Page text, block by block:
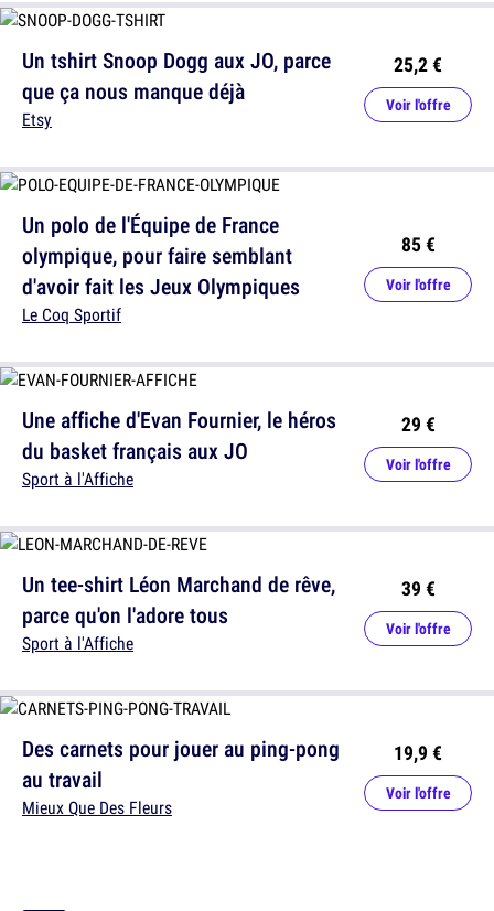
Un tshirt Snoop Dogg aux JO, parce
que ça nous manque déjà
Etsy
25,2 €
Voir l'offre
Une affiche d'Evan Fournier, le héros
du basket français aux JO
Sport à l'Affiche
29 €
Voir l'offre
Des carnets pour jouer au ping-pong
au travail
Mieux Que Des Fleurs
19,9 €
Voir l'offre
Un polo de l'Équipe de France
olympique, pour faire semblant
d'avoir fait les Jeux Olympiques
Le Coq Sportif
85 €
Voir l'offre
Un tee-shirt Léon Marchand de rêve,
parce qu'on l'adore tous
Sport à l'Affiche
39 €
Voir l'offre